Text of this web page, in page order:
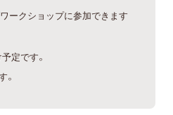
ワークショップに参加できます
定です。
。